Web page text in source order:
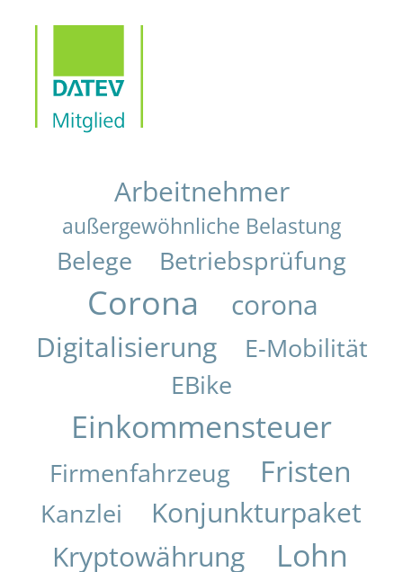
Arbeitnehmer
außergewöhnliche Belastung
Belege Betriebsprüfung
Corona
corona
Digitalisierung
E-Mobilität
EBike
Einkommensteuer
Firmenfahrzeug Fristen
Kanzlei
Konjunkturpaket
Kryptowährung
Lohn